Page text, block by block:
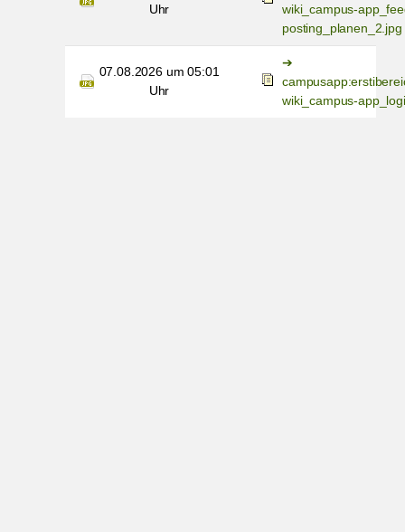
Uhr
wiki_campus-
posting_planen_2.jpg
07.08.2026 um 05:01
Uhr
wiki_campus-